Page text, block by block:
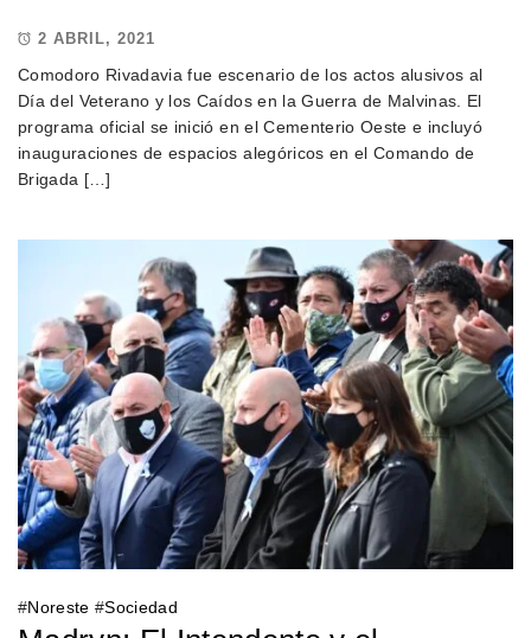
2 ABRIL, 2021
Comodoro Rivadavia fue escenario de los actos alusivos al
Día del Veterano y los Caídos en la Guerra de Malvinas. El
programa oficial se inició en el Cementerio Oeste e incluyó
inauguraciones de espacios alegóricos en el Comando de
Brigada […]
#Noreste #Sociedad